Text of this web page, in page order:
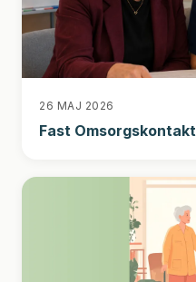
26 MAJ 2026
Fast Omsorgskontakt